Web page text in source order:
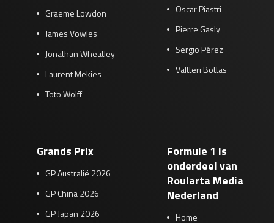
Graeme Lowdon
James Vowles
Jonathan Wheatley
Laurent Mekies
Toto Wolff
Oscar Piastri
Pierre Gasly
Sergio Pérez
Valtteri Bottas
Grands Prix
GP Australië 2026
GP China 2026
GP Japan 2026
Formule 1 is
onderdeel van
Roularta Media
Nederland
Home